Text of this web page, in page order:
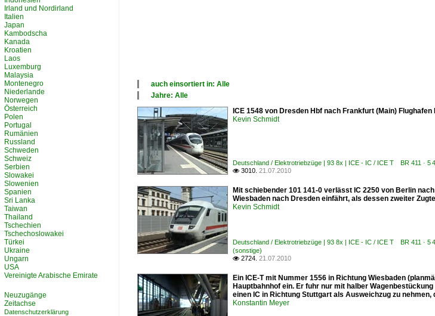
auch einsortiert in: Alle
Bahnbilder-Treffen
Deutschland
Jahre: Alle
Alle Jahre
2000
ICE 1548 von Dresden Hbf nach Frankfurt (Main)
Kevin Schmidt
Deutschland / Elektrotriebzüge | 93 8x | ICE - IC / ICE T BR 411 · 5
 3010. 21.07.2010
Mit schiebender 101 141-0 verlässt IC 2250 von Berlin
Wiesbaden nach Dresden einfährt, als dessen zweiter
Kevin Schmidt
Deutschland / Elektrotriebzüge | 93 8x | ICE - IC / ICE T BR 411 · 5
(sonstige)
 2724. 21.07.2010
Ein ICE-T mit Nummer 1556 in Richtung Wiesbaden
Hauptbahnhof ein. Er fuhr nur mit halber
einen IC in Richtung Stuttgart als Ausweichzug zu
Konstantin Meyer
Irland und Nordirland
Italien
Japan
Kambodscha
Kanada
Kroatien
Laos
Luxemburg
Malaysia
Montenegro
Niederlande
Norwegen
Österreich
Polen
Portugal
Rumänien
Russland
Schweden
Schweiz
Serbien
Slowakei
Slowenien
Spanien
Sri Lanka
Taiwan
Thailand
Tschechien
Tschechoslowakei
Türkei
Ukraine
Ungarn
USA
Vereinigte Arabische Emirate
Neuzugänge
Zeitachse
Datenschutzerklärung